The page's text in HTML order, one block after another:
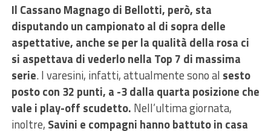
Il Cassano Magnago di Bellotti, però, sta
disputando un campionato al di sopra delle
aspettative, anche se per la qualità della rosa ci
si aspettava di vederlo nella Top 7 di massima
serie. I varesini, infatti, attualmente sono al sesto
posto con 32 punti, a -3 dalla quarta posizione che
vale i play-off scudetto. Nell’ultima giornata,
inoltre, Savini e compagni hanno battuto in casa